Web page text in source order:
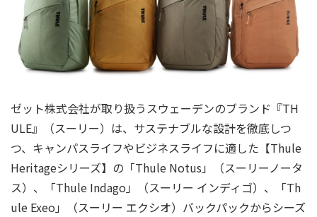
ゼット株式会社が取り扱うスウェーデンのブランド『TH
ULE』（スーリー）は、サステナブルな設計を徹底しつ
つ、キャンパスライフやビジネスライフに適した【Thule
Heritageシリーズ】の「Thule Notus」（スーリーノータ
ス）、「Thule Indago」（スーリー インディゴ）、「Th
ule Exeo」（スーリー エクシオ）バックパックからシーズ